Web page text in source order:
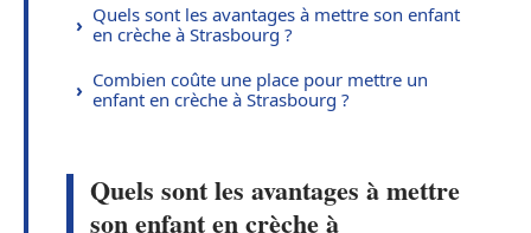
Quels sont les avantages à mettre son enfant
en crèche à Strasbourg ?
Combien coûte une place pour mettre un
enfant en crèche à Strasbourg ?
Quels sont les avantages à mettre
son enfant en crèche à